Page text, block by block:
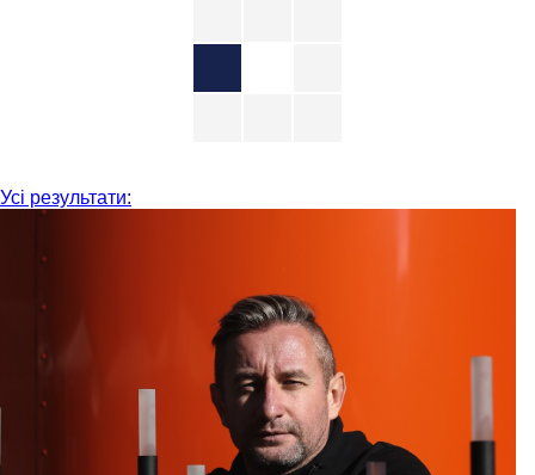
Усі результати: